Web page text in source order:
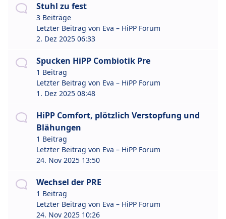
Stuhl zu fest
3 Beiträge
Letzter Beitrag von Eva – HiPP Forum
2. Dez 2025 06:33
Spucken HiPP Combiotik Pre
1 Beitrag
Letzter Beitrag von Eva – HiPP Forum
1. Dez 2025 08:48
HiPP Comfort, plötzlich Verstopfung und
Blähungen
1 Beitrag
Letzter Beitrag von Eva – HiPP Forum
24. Nov 2025 13:50
Wechsel der PRE
1 Beitrag
Letzter Beitrag von Eva – HiPP Forum
24. Nov 2025 10:26